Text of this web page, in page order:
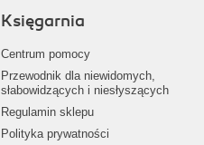
Księgarnia
Centrum pomocy
Przewodnik dla niewidomych,
słabowidzących i niesłyszących
Regulamin sklepu
Polityka prywatności